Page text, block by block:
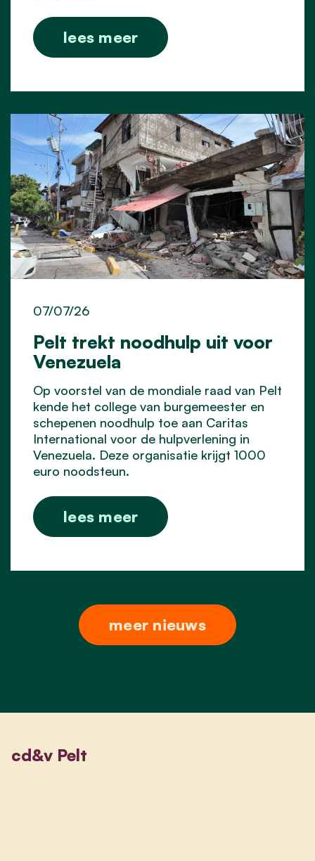
lees meer
Pelt trekt noodhulp uit voor
Venezuela
07/07/26
Op voorstel van de mondiale raad van Pelt
kende het college van burgemeester en
schepenen noodhulp toe aan Caritas
International voor de hulpverlening in
Venezuela. Deze organisatie krijgt 1000
euro noodsteun.
lees meer
meer nieuws
cd&v Pelt